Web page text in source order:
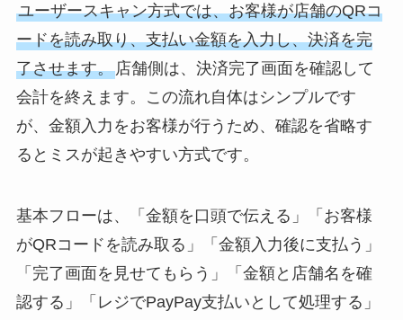
ユーザースキャン方式では、お客様が店舗のQRコ
ードを読み取り、支払い金額を入力し、決済を完
了させます。店舗側は、決済完了画面を確認して
会計を終えます。この流れ自体はシンプルです
が、金額入力をお客様が行うため、確認を省略す
るとミスが起きやすい方式です。
基本フローは、「金額を口頭で伝える」「お客様
がQRコードを読み取る」「金額入力後に支払う」
「完了画面を見せてもらう」「金額と店舗名を確
認する」「レジでPayPay支払いとして処理する」